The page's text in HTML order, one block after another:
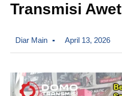
Transmisi Awet
Diar Main April 13, 2026